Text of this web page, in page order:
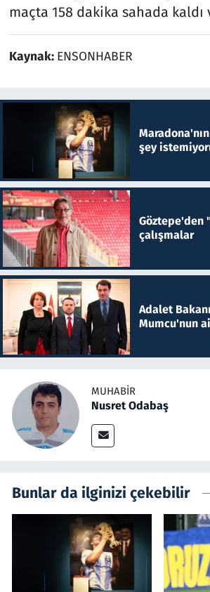
maçta 158 dakika sahada kaldı
Kaynak: ENSONHABER
şey
çalışmalar
Adalet
Mumcu'nun
MUHABIR
Nusret Odabaş
Bunlar da ilginizi çekebilir